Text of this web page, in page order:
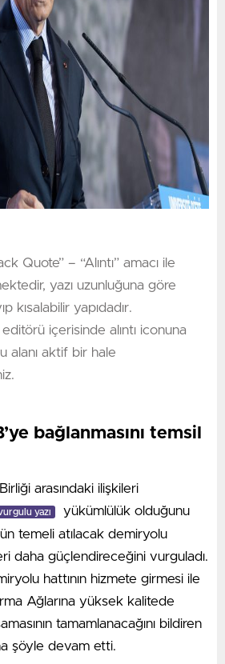
Quote” – “Alıntı” amacı ile
yazı uzunluğuna göre
kısalabilir yapıdadır.
içerisinde alıntı iconuna
alanı aktif bir hale
bağlanmasını temsil
arasındaki ilişkileri
yazı
yükümlülük olduğunu
temeli atılacak demiryolu
daha güçlendireceğini vurguladı.
hattının hizmete girmesi ile
Ağlarına yüksek kalitede
tamamlanacağını bildiren
şöyle devam etti.